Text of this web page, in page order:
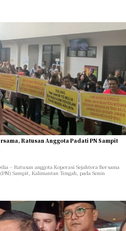
Ratusan Anggota Padati PN Sampit
– Ratusan anggota Koperasi Sejahtera Bersama
Sampit, Kalimantan Tengah, pada Senin